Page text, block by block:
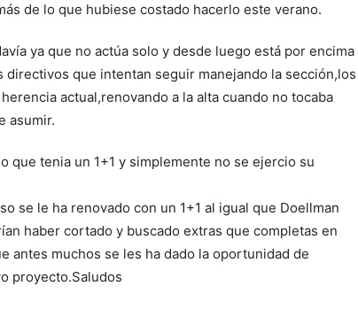
de lo que hubiese costado hacerlo este verano.
ya que no actúa solo y desde luego está por encima
que intentan seguir manejando la sección,los
actual,renovando a la alta cuando no tocaba
asumir.
que tenia un 1+1 y simplemente no se ejercio su
se le ha renovado con un 1+1 al igual que Doellman
haber cortado y buscado extras que completas en
antes muchos se les ha dado la oportunidad de
proyecto.Saludos